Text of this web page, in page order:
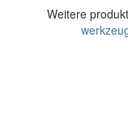
Weitere